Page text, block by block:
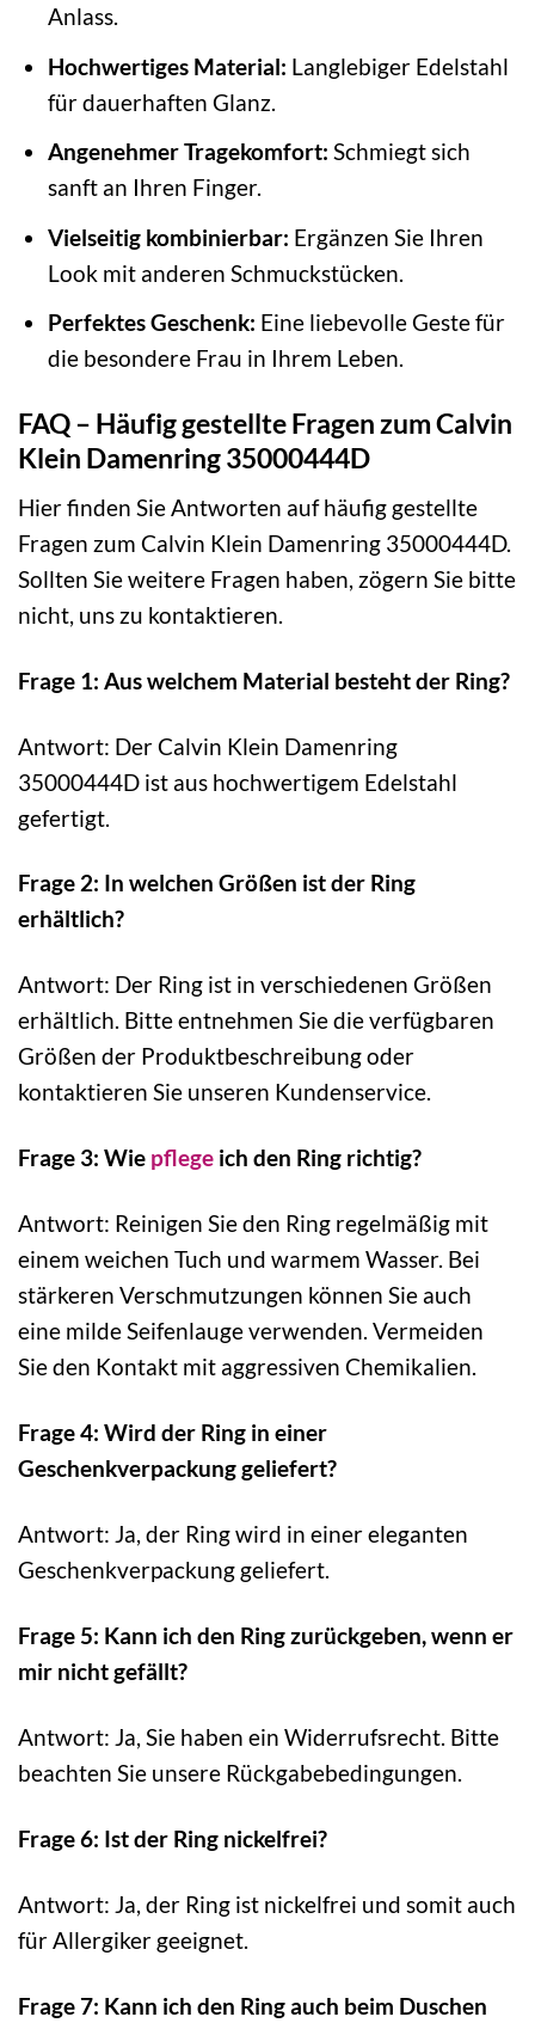
Anlass.
Hochwertiges Material: Langlebiger Edelstahl
für dauerhaften Glanz.
Angenehmer Tragekomfort: Schmiegt sich
sanft an Ihren Finger.
Vielseitig kombinierbar: Ergänzen Sie Ihren
Look mit anderen Schmuckstücken.
Perfektes Geschenk: Eine liebevolle Geste für
die besondere Frau in Ihrem Leben.
FAQ – Häufig gestellte Fragen zum Calvin
Klein Damenring 35000444D
Hier finden Sie Antworten auf häufig gestellte
Fragen zum Calvin Klein Damenring 35000444D.
Sollten Sie weitere Fragen haben, zögern Sie bitte
nicht, uns zu kontaktieren.
Frage 1: Aus welchem Material besteht der Ring?
Antwort: Der Calvin Klein Damenring
35000444D ist aus hochwertigem Edelstahl
gefertigt.
Frage 2: In welchen Größen ist der Ring
erhältlich?
Antwort: Der Ring ist in verschiedenen Größen
erhältlich. Bitte entnehmen Sie die verfügbaren
Größen der Produktbeschreibung oder
kontaktieren Sie unseren Kundenservice.
Frage 3: Wie pflege ich den Ring richtig?
Antwort: Reinigen Sie den Ring regelmäßig mit
einem weichen Tuch und warmem Wasser. Bei
stärkeren Verschmutzungen können Sie auch
eine milde Seifenlauge verwenden. Vermeiden
Sie den Kontakt mit aggressiven Chemikalien.
Frage 4: Wird der Ring in einer
Geschenkverpackung geliefert?
Antwort: Ja, der Ring wird in einer eleganten
Geschenkverpackung geliefert.
Frage 5: Kann ich den Ring zurückgeben, wenn er
mir nicht gefällt?
Antwort: Ja, Sie haben ein Widerrufsrecht. Bitte
beachten Sie unsere Rückgabebedingungen.
Frage 6: Ist der Ring nickelfrei?
Antwort: Ja, der Ring ist nickelfrei und somit auch
für Allergiker geeignet.
Frage 7: Kann ich den Ring auch beim Duschen